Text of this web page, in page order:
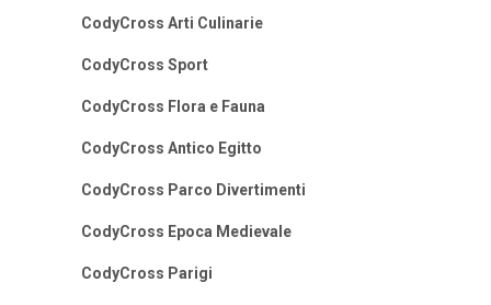
CodyCross Arti Culinarie
CodyCross Sport
CodyCross Flora e Fauna
CodyCross Antico Egitto
CodyCross Parco Divertimenti
CodyCross Epoca Medievale
CodyCross Parigi